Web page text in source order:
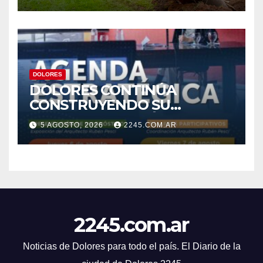
DOLORES
DOLORES CONTINÚA
CONSTRUYENDO SU
AGENDA ESTRATÉGICA CON
NUEVAS JORNADAS
PARTICIPATIVAS
5 AGOSTO, 2026 2245.COM.AR
2245.com.ar
Noticias de Dolores para todo el país. El Diario de la